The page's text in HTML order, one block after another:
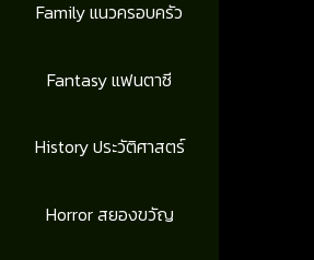
Family แนวครอบครัว
Fantasy แฟนตาซี
History ประวัติศาสตร์
Horror สยองขวัญ